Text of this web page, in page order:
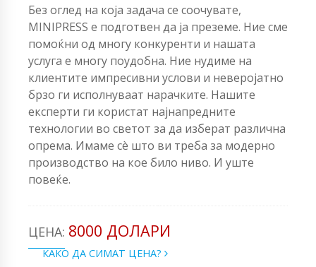
Без оглед на која задача се соочувате,
MINIPRESS е подготвен да ја преземе. Ние сме
помоќни од многу конкуренти и нашата
услуга е многу поудобна. Ние нудиме на
клиентите импресивни услови и неверојатно
брзо ги исполнуваат нарачките. Нашите
експерти ги користат најнапредните
технологии во светот за да изберат различна
опрема. Имаме сè што ви треба за модерно
производство на кое било ниво. И уште
повеќе.
ЦЕНА: 8000 ДОЛАРИ
КАКО ДА СИМАТ ЦЕНА?